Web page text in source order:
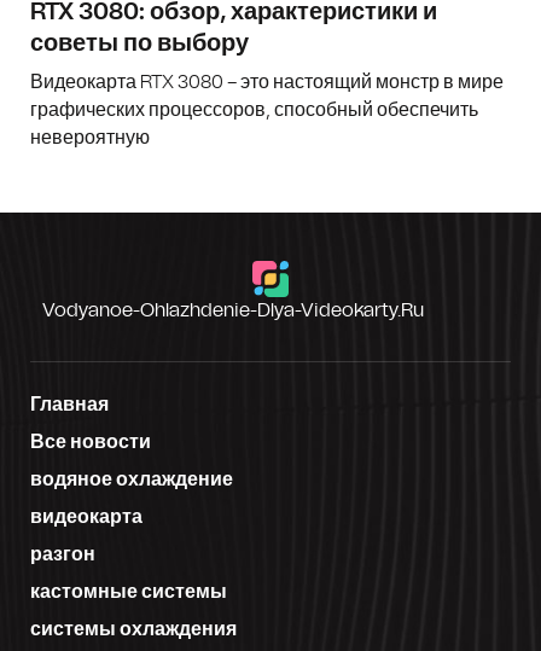
RTX 3080: обзор, характеристики и
советы по выбору
Видеокарта RTX 3080 – это настоящий монстр в мире
графических процессоров, способный обеспечить
невероятную
Vodyanoe-Ohlazhdenie-Dlya-Videokarty.ru
Главная
Все новости
водяное охлаждение
видеокарта
разгон
кастомные системы
системы охлаждения